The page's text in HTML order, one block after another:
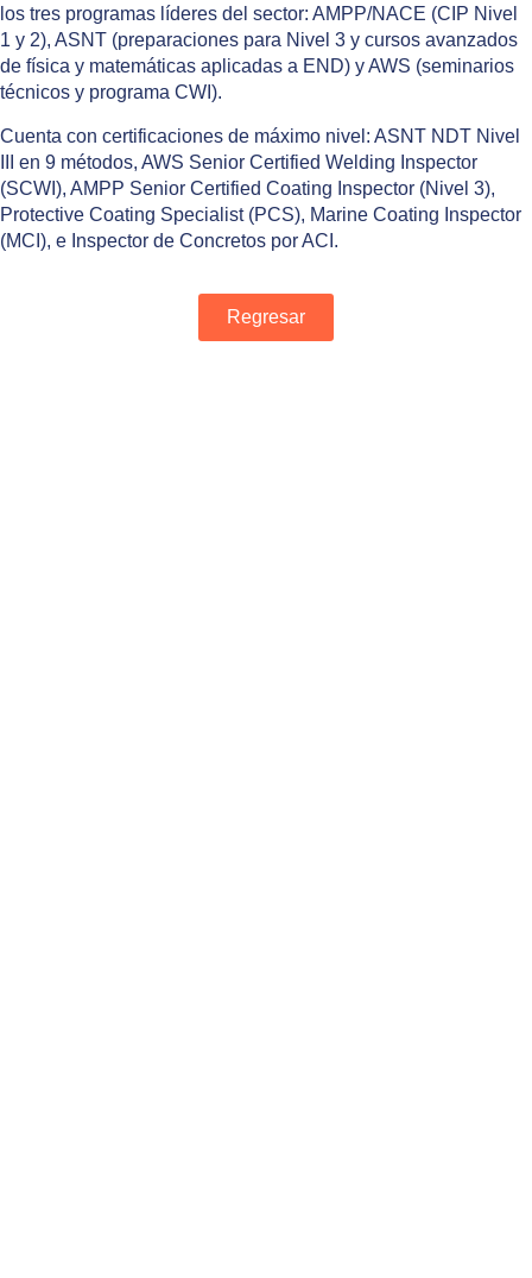
los tres programas líderes del sector: AMPP/NACE (CIP Nivel
1 y 2), ASNT (preparaciones para Nivel 3 y cursos avanzados
de física y matemáticas aplicadas a END) y AWS (seminarios
técnicos y programa CWI).
Cuenta con certificaciones de máximo nivel: ASNT NDT Nivel
III en 9 métodos, AWS Senior Certified Welding Inspector
(SCWI), AMPP Senior Certified Coating Inspector (Nivel 3),
Protective Coating Specialist (PCS), Marine Coating Inspector
(MCI), e Inspector de Concretos por ACI.
Regresar